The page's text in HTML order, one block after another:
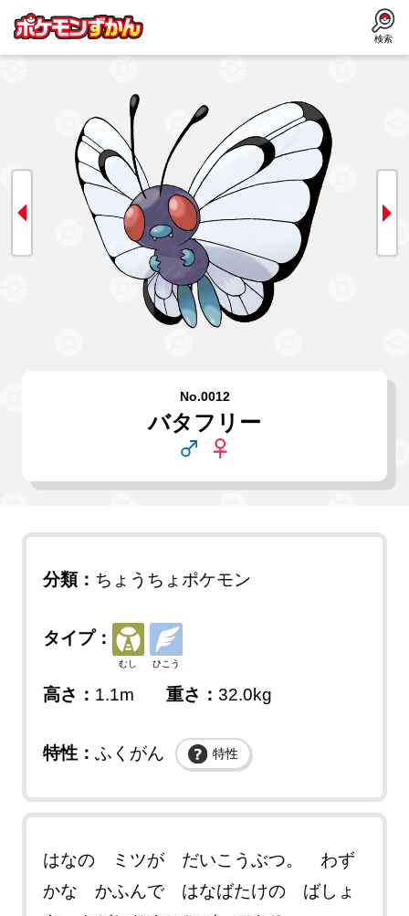
検索
No.0012
バタフリー
分類： ちょうちょポケモン
タイプ：
むし ひこう
高さ： 1.1m 重さ：32.0kg
特性： ふくがん 特性
はなの ミツが だいこうぶつ。 わず
かな かふんで はなばたけの ばしょ